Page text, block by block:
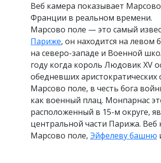
Веб камера показывает
Франции в реальном времени.
Марсово поле — это самый
Париже, он находится на левом
на северо-западе и Военной
году когда король Людовик XV
обедневших
Марсово поле, в честь бога
как военный плац. Монпарнас
расположенный в 15-м округе,
центральной части Парижа.
Марсово поле, Эйфелеву башню